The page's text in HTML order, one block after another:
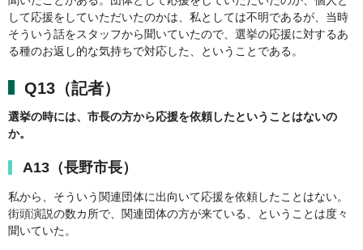
して応援をしていただいたのかは、私としては不明であるが、当時
そういう話をスタッフから聞いていたので、選挙の応援に対するあ
る種のお返し的な気持ちで対応した、ということである。
Q13（記者）
選挙の時には、市長の方から応援を依頼したということはないの
か。
A13（長野市長）
私から、そういう関連団体に出向いて応援を依頼したことはない。
街頭演説の数カ所で、関連団体の方が来ている、ということは度々
聞いていた。